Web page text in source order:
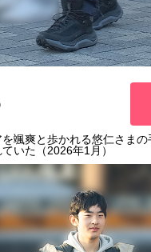
颯爽と歩かれる悠仁さま
いた（2026年1月）